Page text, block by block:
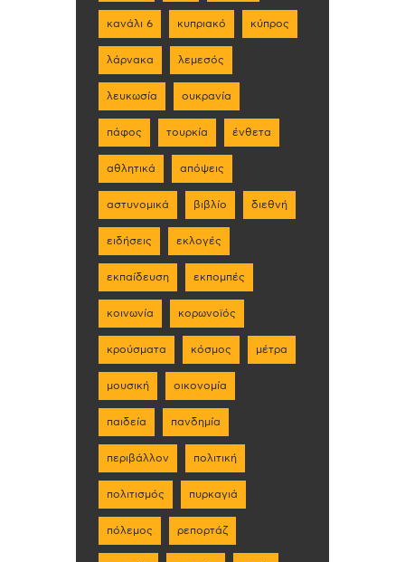
κανάλι 6 κυπριακό κύπρος
λάρνακα λεμεσός
λευκωσία ουκρανία
πάφος τουρκία ένθετα
αθλητικά απόψεις
αστυνομικά βιβλίο διεθνή
ειδήσεις εκλογές
εκπαίδευση εκπομπές
κοινωνία κορωνοϊός
κρούσματα κόσμος μέτρα
μουσική οικονομία
παιδεία πανδημία
περιβάλλον πολιτική
πολιτισμός πυρκαγιά
πόλεμος ρεπορτάζ